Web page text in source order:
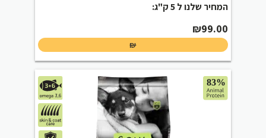
המחיר שלנו ל 5 ק"ג:
₪99.00
₪